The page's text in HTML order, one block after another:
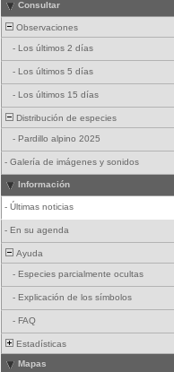
Consultar
Observaciones
- Los últimos 2 días
- Los últimos 5 días
- Los últimos 15 días
Distribución de especies
- Pardillo alpino 2025
- Galería de imágenes y sonidos
Información
- Últimas noticias
- En su agenda
Ayuda
- Especies parcialmente ocultas
- Explicación de los símbolos
- FAQ
Estadísticas
Mapas